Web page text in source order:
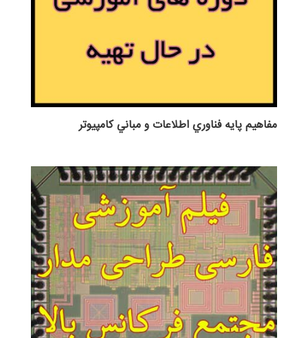
مفاهيم پايه فناوري اطلاعات و مباني كامپيوتر